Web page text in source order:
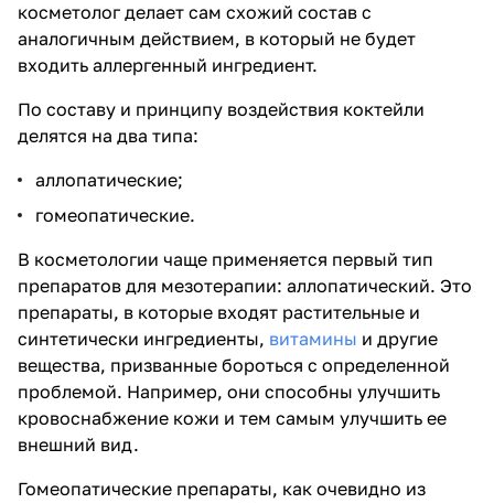
косметолог делает сам схожий состав с
аналогичным действием, в который не будет
входить аллергенный ингредиент.
По составу и принципу воздействия коктейли
делятся на два типа:
аллопатические;
гомеопатические.
В косметологии чаще применяется первый тип
препаратов для мезотерапии: аллопатический. Это
препараты, в которые входят растительные и
синтетически ингредиенты, витамины и другие
вещества, призванные бороться с определенной
проблемой. Например, они способны улучшить
кровоснабжение кожи и тем самым улучшить ее
внешний вид.
Гомеопатические препараты, как очевидно из